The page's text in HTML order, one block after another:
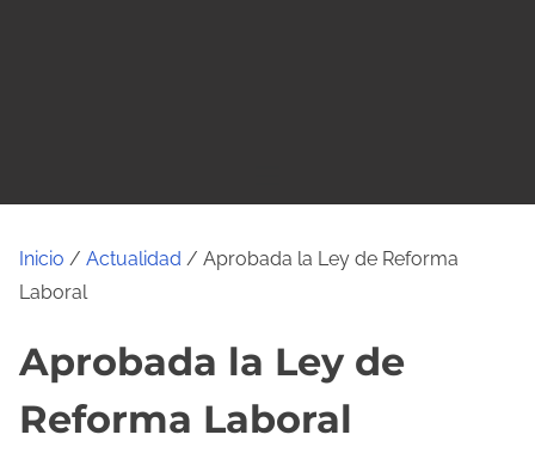
Inicio / Actualidad / Aprobada la Ley de Reforma
Laboral
Aprobada la Ley de
Reforma Laboral